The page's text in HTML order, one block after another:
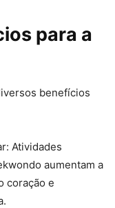
para a
benefícios
Atividades
aumentam a
coração e